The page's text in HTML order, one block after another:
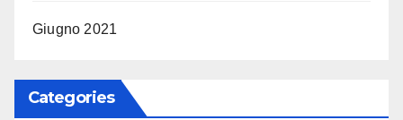
Giugno 2021
Categories